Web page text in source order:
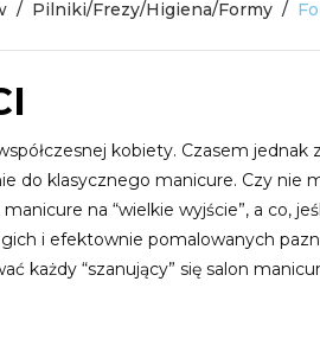
Pilniki/Frezy/Higiena/Formy
kobiety. Czasem
do klasycznego manicure. Czy
na “wielkie wyjście”, a co,
i efektownie pomalowanych
każdy “szanujący” się salon